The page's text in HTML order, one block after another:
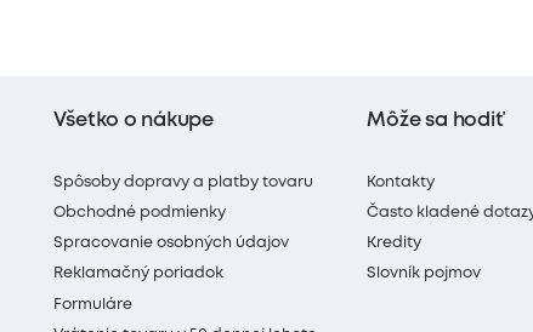
Všetko o nákupe
Spôsoby dopravy a platby tovaru
Obchodné podmienky
Spracovanie osobných údajov
Reklamačný poriadok
Formuláre
Môže sa hodiť
Kontakty
Často kladené
Kredity
Slovník pojmov